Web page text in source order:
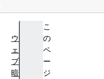
こ
の
ペ
ー
ジ
ウ
ェ
ブ
暗